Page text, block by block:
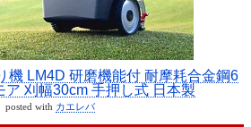
機 LM4D 研磨機能付 耐摩耗合金鋼6
ア 刈幅30cm 手押し式 日本製
posted with カエレバ